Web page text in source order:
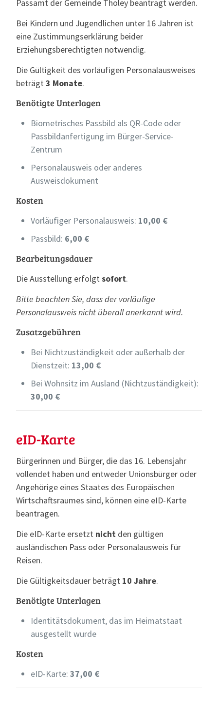
Passamt der Gemeinde Tholey beantragt werden.
Bei Kindern und Jugendlichen unter 16 Jahren ist
eine Zustimmungserklärung beider
Erziehungsberechtigten notwendig.
Die Gültigkeit des vorläufigen Personalausweises
beträgt3 Monate.
Benötigte Unterlagen
Biometrisches Passbild als QR-Code oder
Passbildanfertigung im Bürger-Service-
Zentrum
Personalausweis oder anderes
Ausweisdokument
Kosten
Vorläufiger Personalausweis: 10,00 €
Passbild: 6,00 €
Bearbeitungsdauer
Die Ausstellung erfolgtsofort.
Bitte beachten Sie, dass der vorläufige
Personalausweis nicht überall anerkannt wird.
Zusatzgebühren
Bei Nichtzuständigkeit oder außerhalb der
Dienstzeit: 13,00 €
Bei Wohnsitz im Ausland (Nichtzuständigkeit):
30,00 €
eID-Karte
Bürgerinnen und Bürger, die das 16. Lebensjahr
vollendet haben und entweder Unionsbürger oder
Angehörige eines Staates des Europäischen
Wirtschaftsraumes sind, können eine eID-Karte
beantragen.
Die eID-Karte ersetzt nicht den gültigen
ausländischen Pass oder Personalausweis für
Reisen.
Die Gültigkeitsdauer beträgt 10 Jahre.
Benötigte Unterlagen
Identitätsdokument, das im Heimatstaat
ausgestellt wurde
Kosten
eID-Karte: 37,00 €